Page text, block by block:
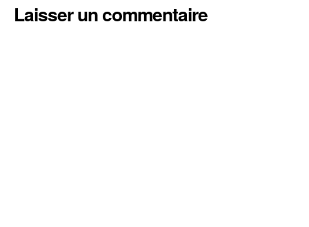
Laisser un commentaire